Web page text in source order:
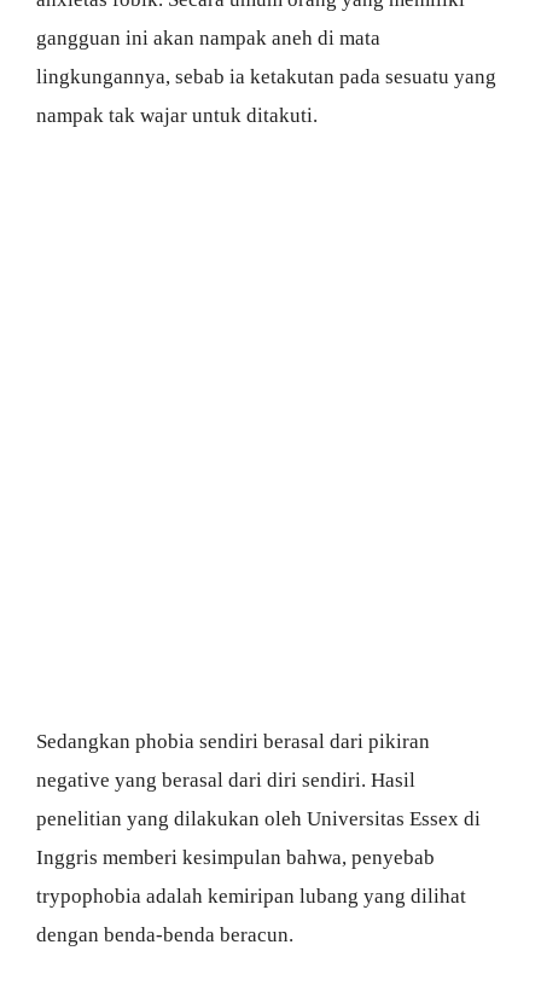
gangguan ini akan nampak aneh di mata
lingkungannya, sebab ia ketakutan pada sesuatu yang
nampak tak wajar untuk ditakuti.
Sedangkan phobia sendiri berasal dari pikiran
negative yang berasal dari diri sendiri. Hasil
penelitian yang dilakukan oleh Universitas Essex di
Inggris memberi kesimpulan bahwa, penyebab
trypophobia adalah kemiripan lubang yang dilihat
dengan benda-benda beracun.